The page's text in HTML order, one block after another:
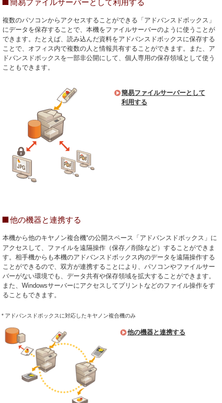
簡易ファイルサーバーとして利用する
複数のパソコンからアクセスすることができる「アドバンスドボックス」
にデータを保存することで、本機をファイルサーバーのように使うことが
できます。たとえば、読み込んだ資料をアドバンスドボックスに保存する
ことで、オフィス内で複数の人と情報共有することができます。また、ア
ドバンスドボックスを一部非公開にして、個人専用の保存領域として使う
こともできます。
簡易ファイルサーバーとして
利用する
他の機器と連携する
本機から他のキヤノン複合機*の公開スペース「アドバンスドボックス」に
アクセスして、ファイルを遠隔操作（保存／削除など）することができま
す。相手機からも本機のアドバンスドボックス内のデータを遠隔操作する
ことができるので、双方が連携することにより、パソコンやファイルサー
バーがない環境でも、データ共有や保存領域を拡大することができます。
また、Windowsサーバーにアクセスしてプリントなどのファイル操作をす
ることもできます。
* アドバンスドボックスに対応したキヤノン複合機のみ
他の機器と連携する